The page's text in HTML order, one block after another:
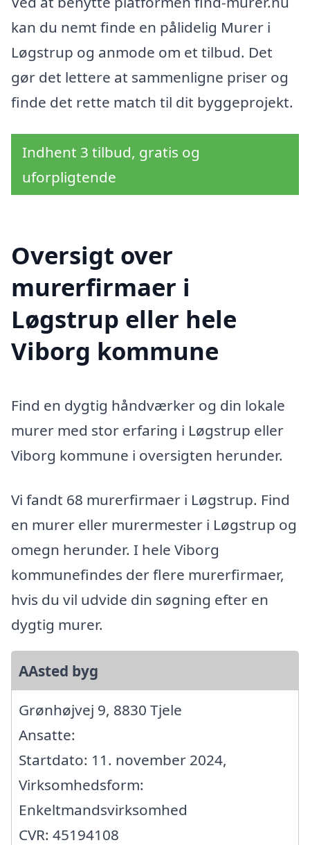
kan du nemt finde en pålidelig Murer i
Løgstrup og anmode om et tilbud. Det
gør det lettere at sammenligne priser og
finde det rette match til dit byggeprojekt.
Indhent 3 tilbud, gratis og
uforpligtende
Oversigt over
murerfirmaer i
Løgstrup eller hele
Viborg kommune
Find en dygtig håndværker og din lokale
murer med stor erfaring i Løgstrup eller
Viborg kommune i oversigten herunder.
Vi fandt 68 murerfirmaer i Løgstrup. Find
en murer eller murermester i Løgstrup og
omegn herunder. I hele Viborg
kommunefindes der flere murerfirmaer,
hvis du vil udvide din søgning efter en
dygtig murer.
AAsted byg
Grønhøjvej 9, 8830 Tjele
Ansatte:
Startdato: 11. november 2024,
Virksomhedsform:
Enkeltmandsvirksomhed
CVR: 45194108